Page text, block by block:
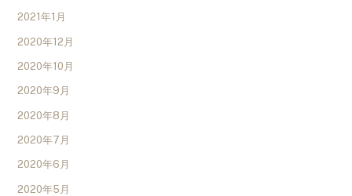
2021年1月
2020年12月
2020年10月
2020年9月
2020年8月
2020年7月
2020年6月
2020年5月